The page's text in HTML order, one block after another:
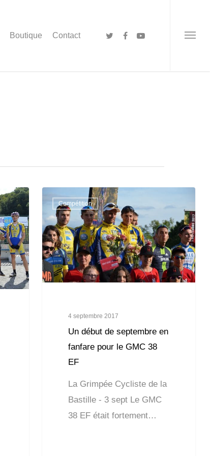
Boutique Contact
Compétition
4 septembre 2017
Un début de septembre en
fanfare pour le GMC 38
EF
La Grimpée Cycliste de la
Bastille - 3 sept Le GMC
38 EF était fortement…